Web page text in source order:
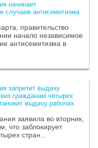
начинает
случаев антисемитизма
правительство
начало независимое
антисемитизма в
запретит выдачу
гражданам четырех
выдачу рабочих
заявила во вторник,
что заблокирует
стран...